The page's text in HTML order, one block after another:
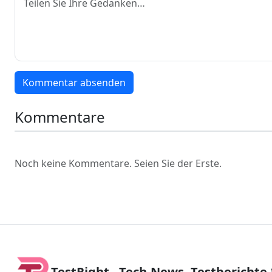
Kommentar absenden
Kommentare
Noch keine Kommentare. Seien Sie der Erste.